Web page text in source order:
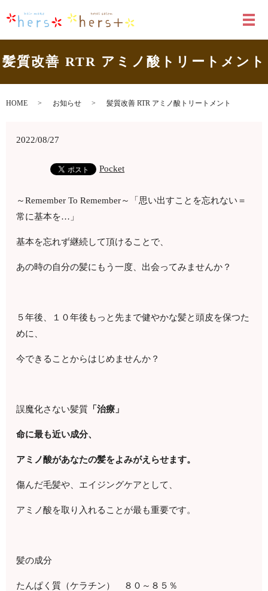
メ
髪質改善 RTR アミノ酸トリートメント
HOME お知らせ 髪質改善 RTR アミノ酸トリートメント
2022/08/27
Pocket
～Remember To Remember～「思い出すことを忘れない＝
常に基本を…」
基本を忘れず継続して頂けることで、
あの時の自分の髪にもう一度、出会ってみませんか？
５年後、１０年後もっと先まで健やかな髪と頭皮を保つた
めに、
今できることからはじめませんか？
誤魔化さない髪質 「治療」
命に最も近い成分、
アミノ酸があなたの髪をよみがえらせます。
傷んだ毛髪や、エイジングケアとして、
アミノ酸を取り入れることが最も重要です。
髪の成分
たんぱく質（ケラチン） ８０～８５％